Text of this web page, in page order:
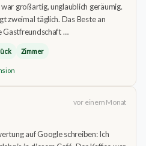
großartig, unglaublich geräumig.
zweimal täglich. Das Beste an
Gastfreundschaft …
Zimmer
vor einem Monat
auf Google schreiben: Ich